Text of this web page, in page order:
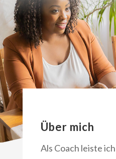
Über mich
Als Coach leiste